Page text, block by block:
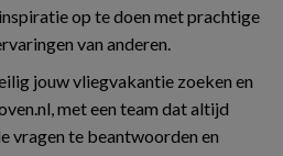
op te doen met prachtige
van anderen.
jouw vliegvakantie zoeken en
met een team dat altijd
vragen te beantwoorden en